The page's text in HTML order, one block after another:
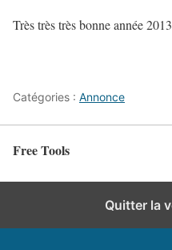
Très très très bonne année 2013
Catégories : Annonce
Free Tools
Quitter la